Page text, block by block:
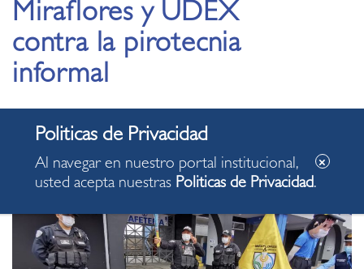
Miraflores y UDEX
contra la pirotecnia
informal
09.12.2020
Al navegar en nuestro portal institucional,
usted acepta nuestras Politicas de Privacidad.